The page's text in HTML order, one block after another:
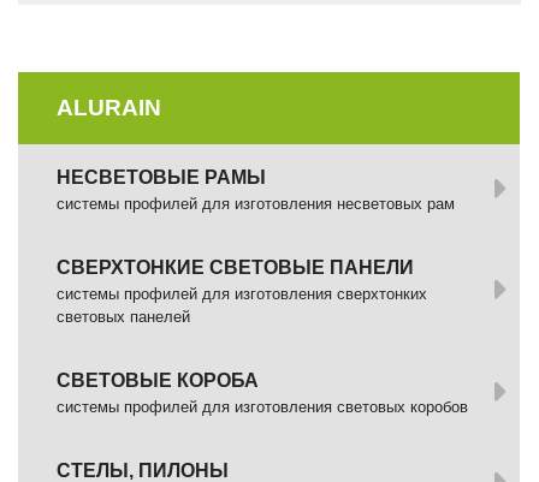
ALURAIN
НЕСВЕТОВЫЕ РАМЫ
системы профилей для изготовления несветовых рам
СВЕРХТОНКИЕ СВЕТОВЫЕ ПАНЕЛИ
системы профилей для изготовления сверхтонких
световых панелей
СВЕТОВЫЕ КОРОБА
системы профилей для изготовления световых коробов
СТЕЛЫ, ПИЛОНЫ